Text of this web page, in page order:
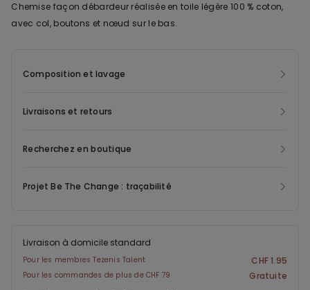
Chemise façon débardeur réalisée en toile légère 100 % coton,
avec col, boutons et nœud sur le bas.
Composition et lavage
Livraisons et retours
Recherchez en boutique
Projet Be The Change : traçabilité
Livraison à domicile standard
Pour les membres Tezenis Talent CHF 1.95
Pour les commandes de plus de CHF 79 Gratuite